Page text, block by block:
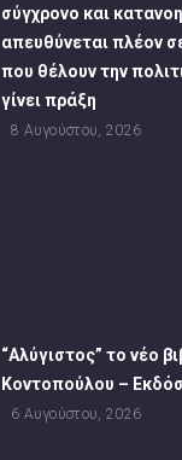
σύγχρονο και
απευθύνεται πλέον
που θέλουν την
γίνει πράξη
8 Αυγούστου, 2026
“Αλύγιστος” το νέο
Κοντοπούλου –
6 Αυγούστου, 2026